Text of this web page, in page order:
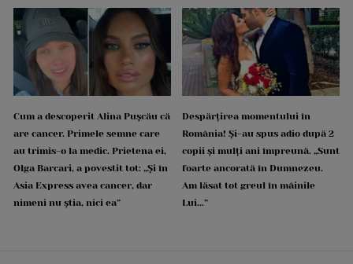
Cum a descoperit Alina Pușcău că
are cancer. Primele semne care
au trimis-o la medic. Prietena ei,
Olga Barcari, a povestit tot: „Și în
Asia Express avea cancer, dar
nimeni nu știa, nici ea”
Despărțirea momentului în
România! Și-au spus adio după 2
copii și mulți ani împreună. „Sunt
foarte ancorată în Dumnezeu.
Am lăsat tot greul în mâinile
Lui...”